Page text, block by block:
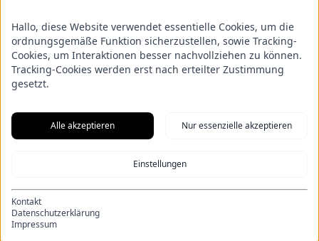
FRICKE Group SE & Co. KG
Zum Kreuzkamp 7
27404 Heeslingen
Unternehmensbereiche
Fricke Holding
PARTSHofmeister & MeinckeTREX.PARTS
ImpressumDatenschutzerklärungKontakt
F.Explore – Programmieren für Nicht-Programmierer
Projekt 2025/2026Wenn alle Rädchen ineinandergreifen – Eine
Eröffnung der besonderen Art
Die Bachelor-Graduierten 2026
© FRICKE Group SE & Co. KG
Hallo, diese Website verwendet essentielle Cookies, um die
ordnungsgemäße Funktion sicherzustellen, sowie Tracking-
Cookies, um Interaktionen besser nachvollziehen zu können.
Tracking-Cookies werden erst nach erteilter Zustimmung
gesetzt.
Alle akzeptieren Nur essenzielle akzeptieren
Einstellungen
Kontakt
Datenschutzerklärung
Impressum